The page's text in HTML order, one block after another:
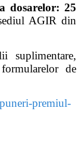
dosarelor: 25
AGIR din
suplimentare,
de
premiul-